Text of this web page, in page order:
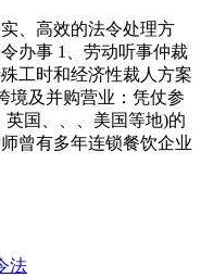
、高效的法令处理方
办事 1、劳动听事仲裁
工时和经济性裁人方案
境及并购营业：凭仗参
国、、、美国等地)的
曾有多年连锁餐饮企业
法